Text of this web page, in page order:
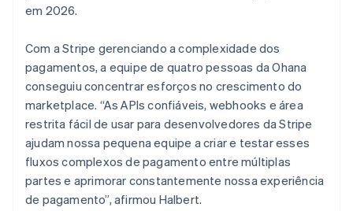
em 2026.
Com a Stripe gerenciando a complexidade dos
pagamentos, a equipe de quatro pessoas da Ohana
conseguiu concentrar esforços no crescimento do
marketplace. “As APIs confiáveis, webhooks e área
restrita fácil de usar para desenvolvedores da Stripe
ajudam nossa pequena equipe a criar e testar esses
fluxos complexos de pagamento entre múltiplas
partes e aprimorar constantemente nossa experiência
de pagamento”, afirmou Halbert.